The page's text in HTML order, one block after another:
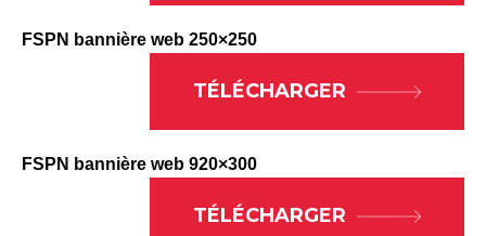
FSPN bannière web 250×250
TÉLÉCHARGER
FSPN bannière web 920×300
TÉLÉCHARGER